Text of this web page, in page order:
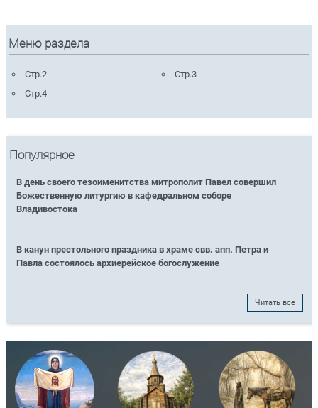
Меню раздела
Стр.2
Стр.3
Стр.4
Популярное
В день своего тезоименитства митрополит Павел совершил
Божественную литургию в кафедральном соборе
Владивостока
В канун престольного праздника в храме свв. апп. Петра и
Павла состоялось архиерейское богослужение
Читать все